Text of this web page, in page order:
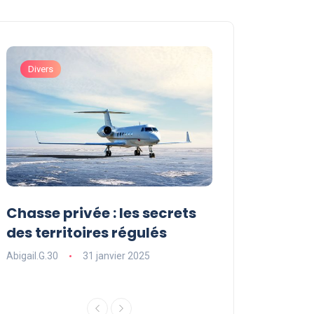
Divers
Chasse privée : les secrets
des territoires régulés
Abigail.G.30 31 janvier 2025